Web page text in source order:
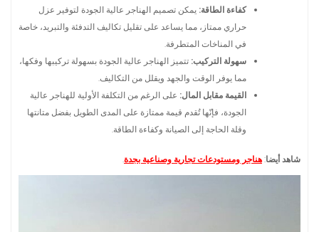
كفاءة الطاقة: يمكن تصميم الهناجر عالية الجودة لتوفير عزل
حراري ممتاز، مما يساعد على تقليل تكاليف التدفئة والتبريد، خاصة
في المناخات المتطرفة.
سهولة التركيب: تتميز الهناجر عالية الجودة بسهولة تركيبها وفكها،
مما يوفر الوقت والجهد ويقلل من التكاليف.
القيمة مقابل المال: على الرغم من التكلفة الأولية للهناجر عالية
الجودة، فإنّها تُقدم قيمة ممتازة على المدى الطويل بفضل متانتها
وقلة الحاجة إلى الصيانة وكفاءة الطاقة.
شاهد أيضا:هناجر ومستودعات تجارية وصناعية بجدة.